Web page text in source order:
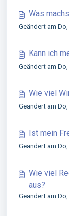
Was
Geändert am Do,
Kann ich
Geändert am Do,
Wie viel
Geändert am Do,
Ist mein
Geändert am Do,
Wie viel
aus?
Geändert am Do,